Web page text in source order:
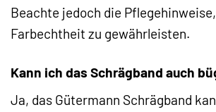
Beachte jedoch die
Farbechtheit zu gewährleisten.
Kann ich das Schrägband auch
Ja, das Gütermann Schrägband